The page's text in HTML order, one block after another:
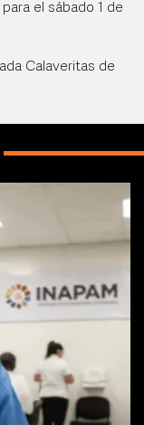
el sábado 1 de
Calaveritas de